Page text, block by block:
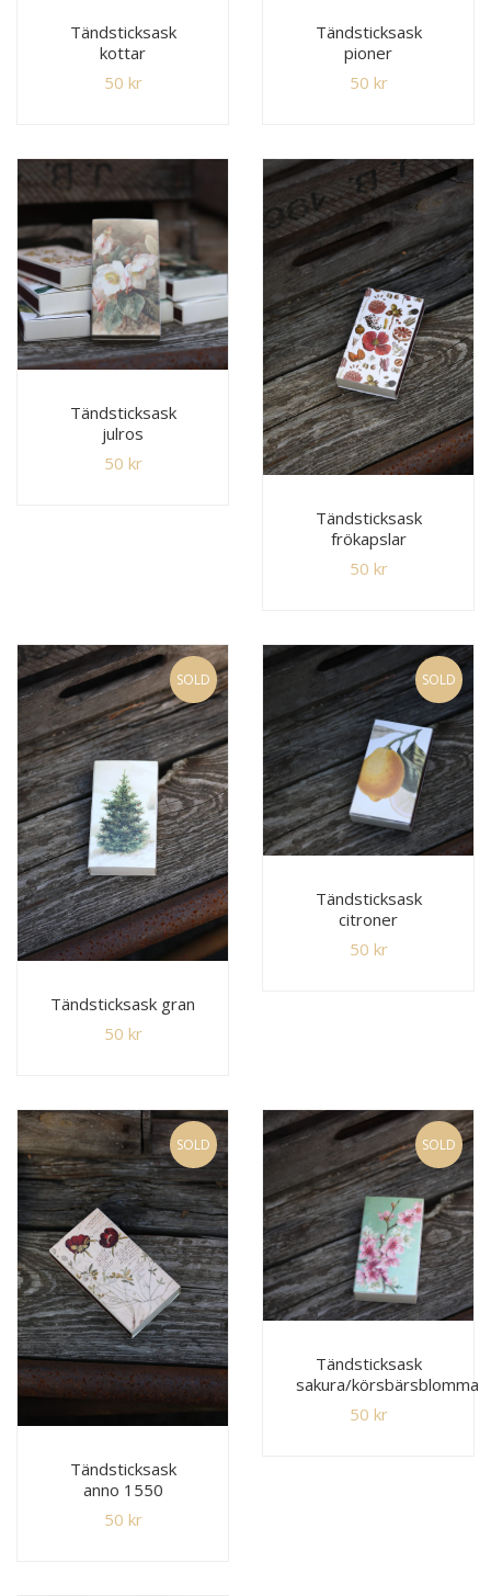
Tändsticksask
kottar
50 kr
Tändsticksask
pioner
50 kr
Tändsticksask
julros
50 kr
Tändsticksask
frökapslar
50 kr
SOLD
Tändsticksask gran
50 kr
SOLD
Tändsticksask
citroner
50 kr
SOLD
Tändsticksask
anno 1550
50 kr
SOLD
Tändsticksask
sakura/körsbärsblomma
50 kr